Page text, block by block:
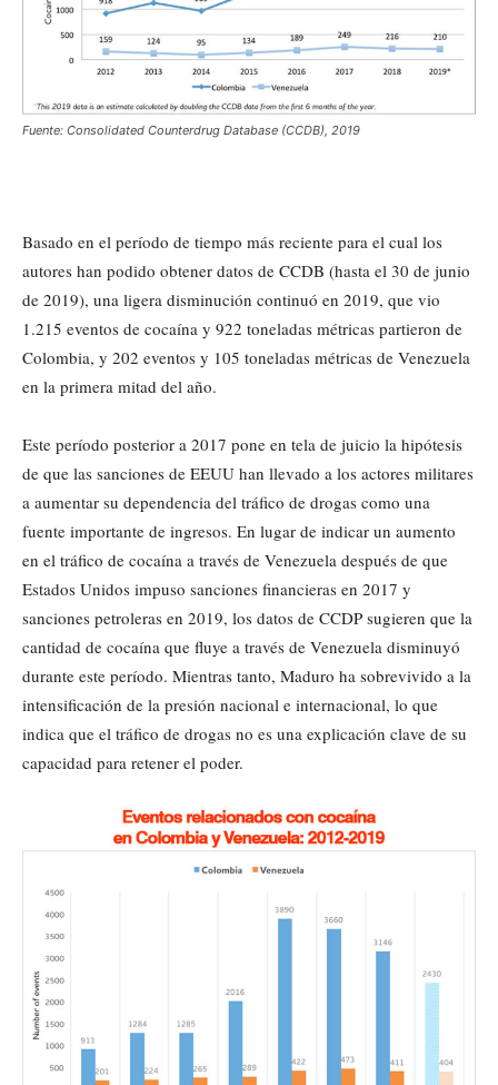
Fuente: Consolidated Counterdrug Database (CCDB), 2019
Basado en el período de tiempo más reciente para el cual los
autores han podido obtener datos de CCDB (hasta el 30 de junio
de 2019), una ligera disminución continuó en 2019, que vio
1.215 eventos de cocaína y 922 toneladas métricas partieron de
Colombia, y 202 eventos y 105 toneladas métricas de Venezuela
en la primera mitad del año.
Este período posterior a 2017 pone en tela de juicio la hipótesis
de que las sanciones de EEUU han llevado a los actores militares
a aumentar su dependencia del tráfico de drogas como una
fuente importante de ingresos. En lugar de indicar un aumento
en el tráfico de cocaína a través de Venezuela después de que
Estados Unidos impuso sanciones financieras en 2017 y
sanciones petroleras en 2019, los datos de CCDP sugieren que la
cantidad de cocaína que fluye a través de Venezuela disminuyó
durante este período. Mientras tanto, Maduro ha sobrevivido a la
intensificación de la presión nacional e internacional, lo que
indica que el tráfico de drogas no es una explicación clave de su
capacidad para retener el poder.